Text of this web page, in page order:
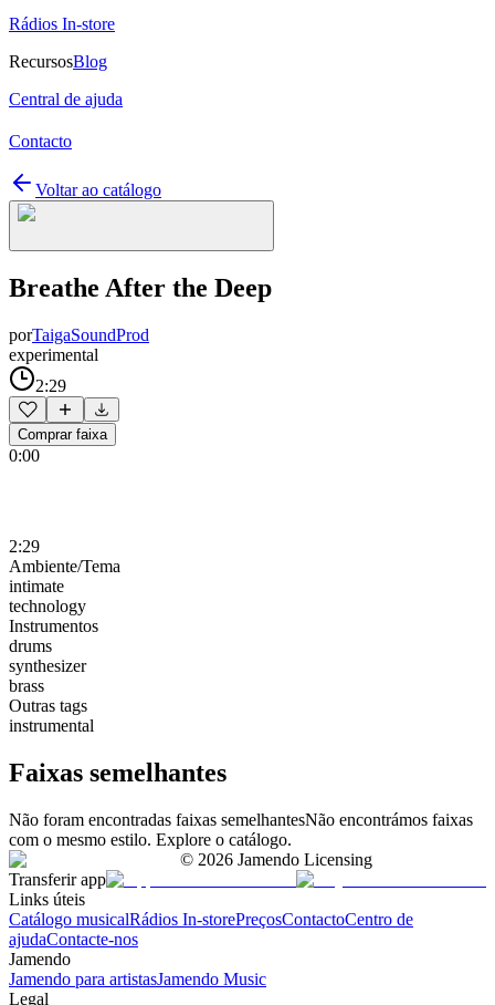
Rádios In-store
RecursosBlog
Central de ajuda
Contacto
Voltar ao catálogo
Breathe After the Deep
porTaigaSoundProd
experimental
2:29
Comprar faixa
0:00
2:29
Ambiente/Tema
intimate
technology
Instrumentos
drums
synthesizer
brass
Outras tags
instrumental
Faixas semelhantes
Não foram encontradas faixas semelhantesNão encontrámos faixas
com o mesmo estilo. Explore o catálogo.
© 2026 Jamendo Licensing
Transferir app
Links úteis
Catálogo musicalRádios In-storePreçosContactoCentro de
ajudaContacte-nos
Jamendo
Jamendo para artistasJamendo Music
Legal